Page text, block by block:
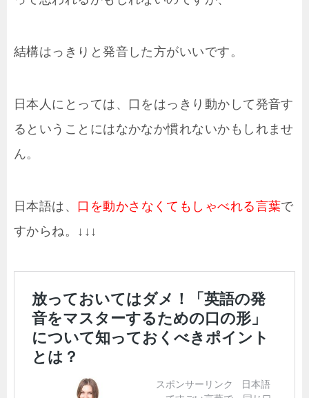
結構はっきりと発音した方がいいです。
日本人にとっては、口をはっきり動かして発音す
るということにはなかなか慣れないかもしれませ
ん。
日本語は、 口を動かさなくてもしゃべれる言葉で
すからね。↓↓↓